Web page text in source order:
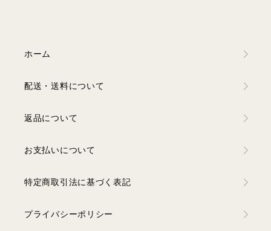
ホーム
配送・送料について
返品について
お支払いについて
特定商取引法に基づく表記
プライバシーポリシー